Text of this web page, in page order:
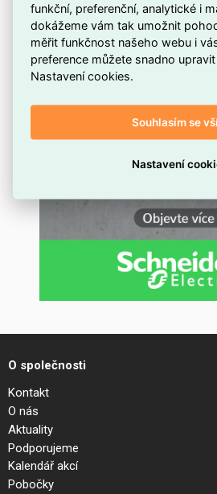
O společnosti
Kontakt
O nás
Aktuality
Podporujeme
Kalendář akcí
Pobočky
funkční, preferenční, analytické i
dokážeme vám tak umožnit
měřit funkčnost našeho webu i
preference můžete snadno
Nastavení cookies.
Souhlasím se
Nastavení